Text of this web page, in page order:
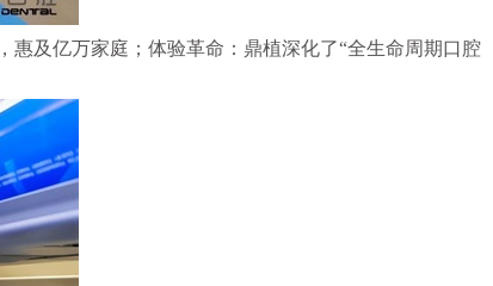
及亿万家庭；体验革命：鼎植深化了“全生命周期口腔